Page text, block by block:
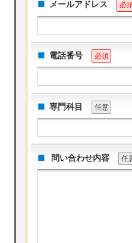
メールアドレス 必
電話番号 必須
専門科目 任意
問い合わせ内容 任